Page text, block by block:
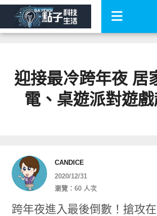
迎接最冷跨年夜 居
電、桌遊派對遊戲
CANDICE
2020/12/31
瀏覽：60 人次
跨年夜進入最後倒數！搶攻